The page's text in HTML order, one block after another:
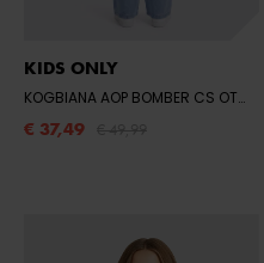
KIDS ONLY
KOGBIANA AOP BOMBER CS OTW
€ 37,49